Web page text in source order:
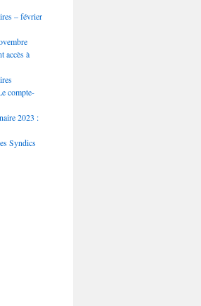
– février
accès à
compte-
2023 :
Syndics